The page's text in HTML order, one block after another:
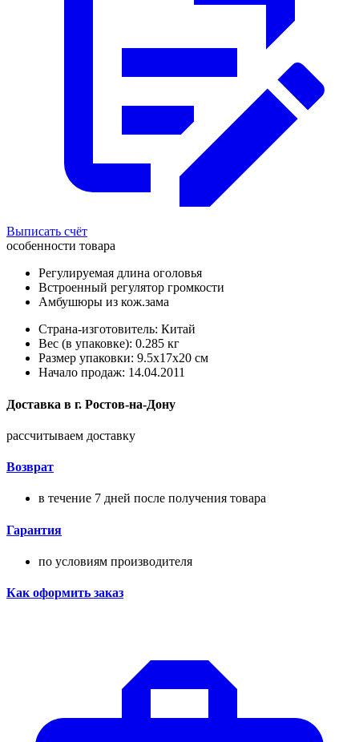
Выписать счёт
особенности товара
Регулируемая длина оголовья
Встроенный регулятор громкости
Амбушюры из кож.зама
Страна-изготовитель: Китай
Вес (в упаковке): 0.285 кг
Размер упаковки: 9.5x17x20 см
Начало продаж: 14.04.2011
Доставка в г. Ростов-на-Дону
рассчитываем доставку
Возврат
в течение 7 дней после получения товара
Гарантия
по условиям производителя
Как оформить заказ